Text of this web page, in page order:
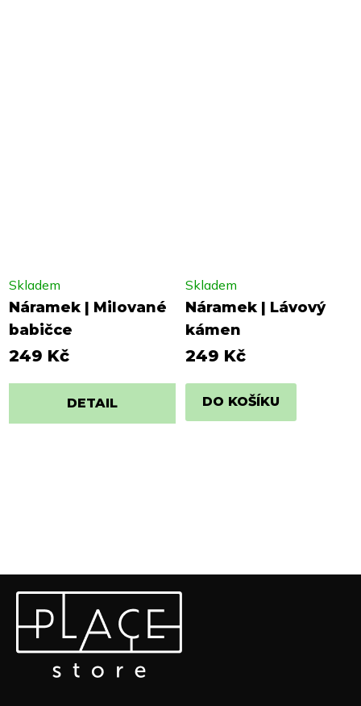
Náramek | Milované
babičce
Skladem
249 Kč
DETAIL
Náramek | Lávový
kámen
Skladem
249 Kč
DO KOŠÍKU
Odebírat newsletter
Vložte svůj e-mail a my vám budeme zasílat informace o
nových produktech na našem e-shopu.